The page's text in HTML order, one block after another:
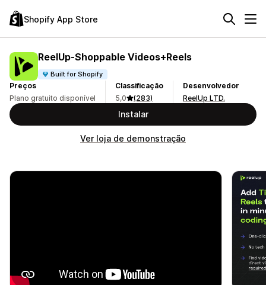
Shopify App Store
ReelUp‑Shoppable Videos+Reels
Built for Shopify
Preços
Plano gratuito disponível
Classificação
5,0
(283)
Desenvolvedor
ReelUp LTD.
Instalar
Ver loja de demonstração